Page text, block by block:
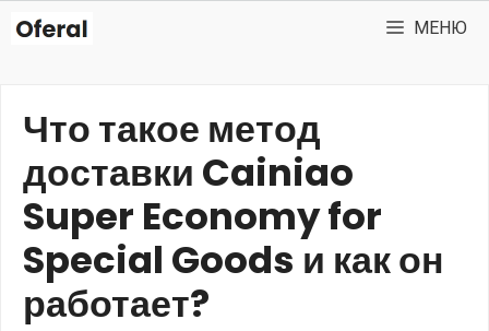
Перейти
МЕНЮ
Что такое метод
доставки Cainiao
Super Economy for
Special Goods и как он
работает?